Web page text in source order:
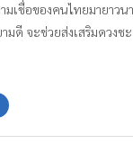
เชื่อของคนไทยมายาวน
มดี จะช่วยส่งเสริมดวงช